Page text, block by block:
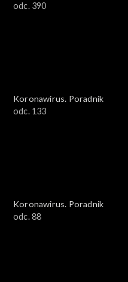
odc. 390
Koronawirus. Poradnik
odc. 133
Koronawirus. Poradnik
odc. 88